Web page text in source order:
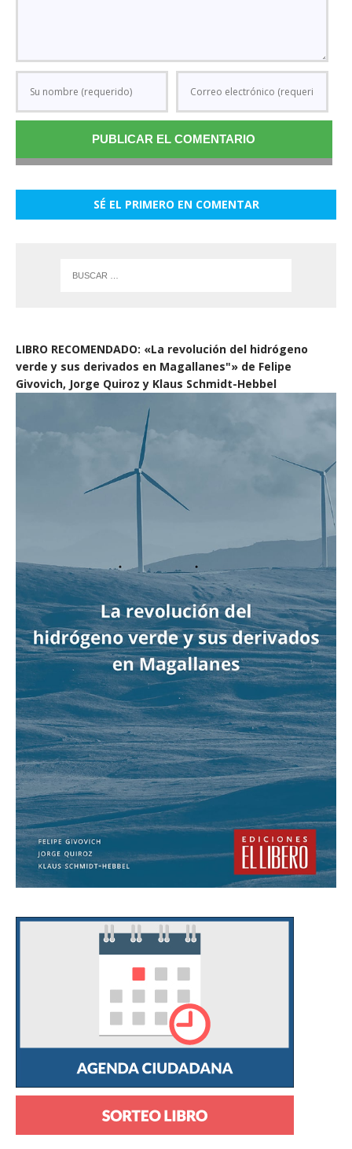
SÉ EL PRIMERO EN COMENTAR
LIBRO RECOMENDADO: «La revolución del hidrógeno
verde y sus derivados en Magallanes"» de Felipe
Givovich, Jorge Quiroz y Klaus Schmidt-Hebbel